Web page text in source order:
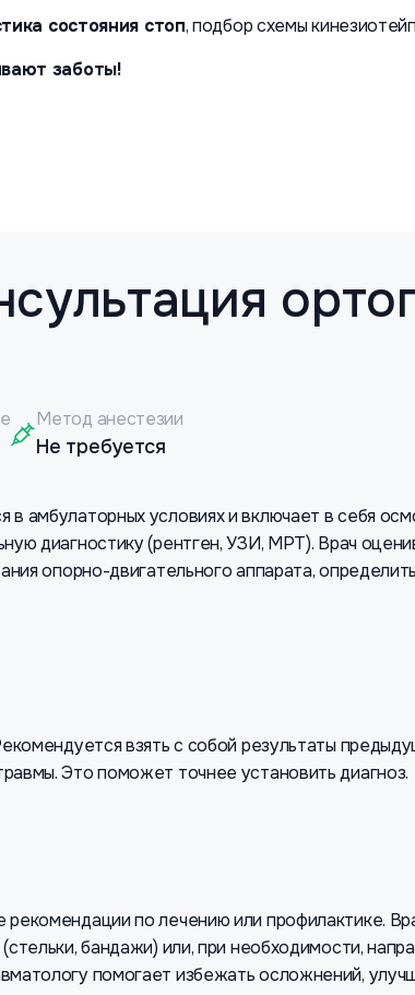
состояния стоп, подбор схемы
заботы!
Метод анестезии
Не требуется
амбулаторных условиях и включает в себя
диагностику (рентген, УЗИ, МРТ). Врач
опорно-двигательного аппарата,
взять с собой результаты
Это поможет точнее установить диагноз.
по лечению или профилактике.
бандажи) или, при необходимости,
помогает избежать осложнений,